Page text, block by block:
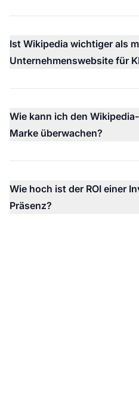
Ist Wikipedia wichtiger als
Unternehmenswebsite für
Wie kann ich den
Marke überwachen?
Wie hoch ist der ROI einer
Präsenz?